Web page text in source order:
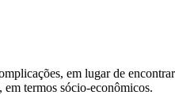
em lugar de
termos sócio-econômicos.